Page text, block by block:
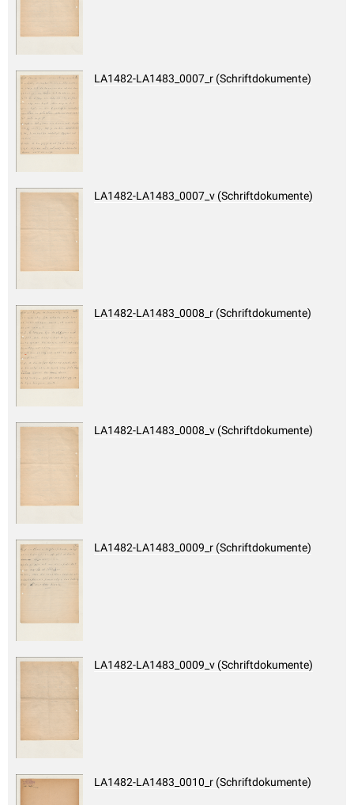
LA1482-LA1483_0007_r (Schriftdokumente)
LA1482-LA1483_0007_v (Schriftdokumente)
LA1482-LA1483_0008_r (Schriftdokumente)
LA1482-LA1483_0008_v (Schriftdokumente)
LA1482-LA1483_0009_r (Schriftdokumente)
LA1482-LA1483_0009_v (Schriftdokumente)
LA1482-LA1483_0010_r (Schriftdokumente)